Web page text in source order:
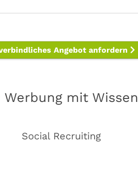
Angebot anfordern
Werbung mit Wissen
Social Recruiting